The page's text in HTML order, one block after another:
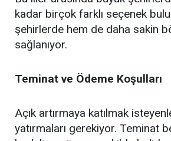
kadar birçok farklı seçenek
şehirlerde hem de daha sakin
sağlanıyor.
Teminat ve Ödeme Koşulları
Açık artırmaya katılmak
yatırmaları gerekiyor. Teminat